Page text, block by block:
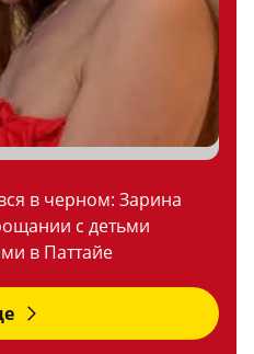
в черном: Зарина
с детьми
в Паттайе